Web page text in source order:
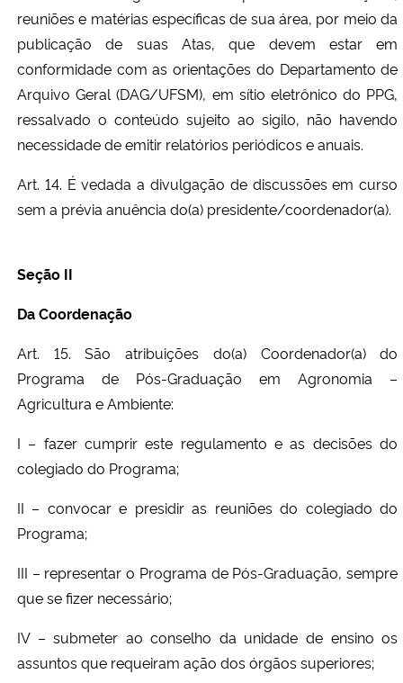
reuniões e matérias específicas de sua área, por meio da
publicação de suas Atas, que devem estar em
conformidade com as orientações do Departamento de
Arquivo Geral (DAG/UFSM), em sítio eletrônico do PPG,
ressalvado o conteúdo sujeito ao sigilo, não havendo
necessidade de emitir relatórios periódicos e anuais.
Art. 14. É vedada a divulgação de discussões em curso
sem a prévia anuência do(a) presidente/coordenador(a).
Seção II
Da Coordenação
Art. 15. São atribuições do(a) Coordenador(a) do
Programa de Pós-Graduação em Agronomia –
Agricultura e Ambiente:
I – fazer cumprir este regulamento e as decisões do
colegiado do Programa;
II – convocar e presidir as reuniões do colegiado do
Programa;
III – representar o Programa de Pós-Graduação, sempre
que se fizer necessário;
IV – submeter ao conselho da unidade de ensino os
assuntos que requeiram ação dos órgãos superiores;